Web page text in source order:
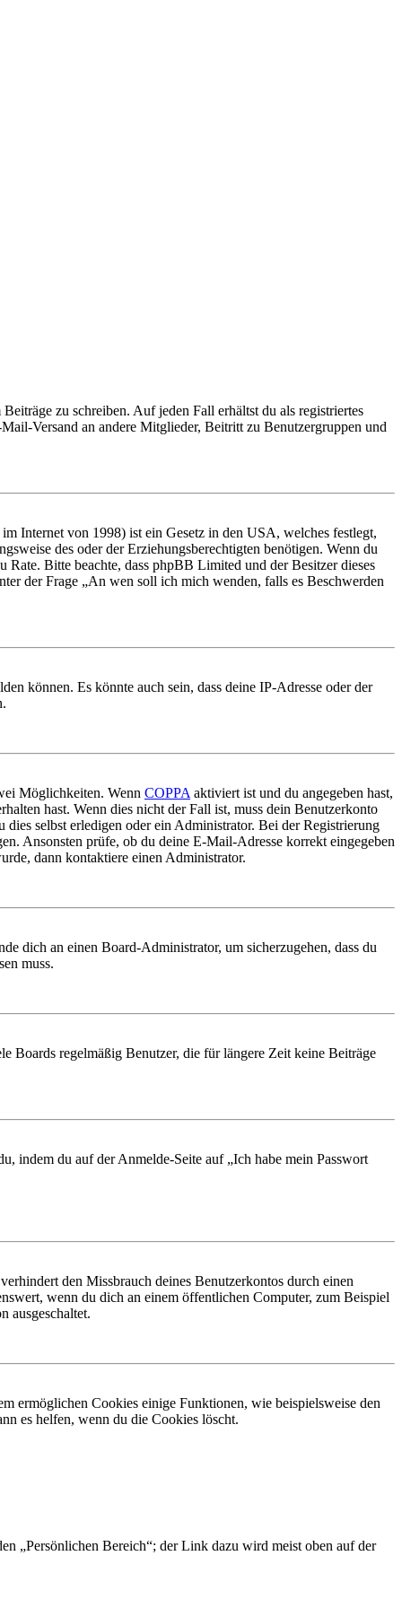
zu schreiben. Auf jeden Fall erhältst du als registriertes
Versand an andere Mitglieder, Beitritt zu Benutzergruppen und
Internet von 1998) ist ein Gesetz in den USA, welches festlegt,
des oder der Erziehungsberechtigten benötigen. Wenn du
Bitte beachte, dass phpBB Limited und der Besitzer dieses
der Frage „An wen soll ich mich wenden, falls es Beschwerden
können. Es könnte auch sein, dass deine IP-Adresse oder der
Möglichkeiten. Wenn COPPA aktiviert ist und du angegeben hast,
hast. Wenn dies nicht der Fall ist, muss dein Benutzerkonto
selbst erledigen oder ein Administrator. Bei der Registrierung
Ansonsten prüfe, ob du deine E-Mail-Adresse korrekt eingegeben
dann kontaktiere einen Administrator.
dich an einen Board-Administrator, um sicherzugehen, dass du
muss.
Boards regelmäßig Benutzer, die für längere Zeit keine Beiträge
indem du auf der Anmelde-Seite auf „Ich habe mein Passwort
den Missbrauch deines Benutzerkontos durch einen
wenn du dich an einem öffentlichen Computer, zum Beispiel
ausgeschaltet.
ermöglichen Cookies einige Funktionen, wie beispielsweise den
es helfen, wenn du die Cookies löscht.
„Persönlichen Bereich“; der Link dazu wird meist oben auf der